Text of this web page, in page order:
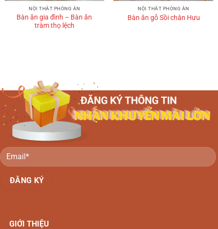
NỘI THẤT PHÒNG ĂN
Bàn ăn gia đình – Bàn ăn
tràm thọ lệch
NỘI THẤT PHÒNG ĂN
Bàn ăn gỗ Sồi chân Hưu
GIỚI THIỆU